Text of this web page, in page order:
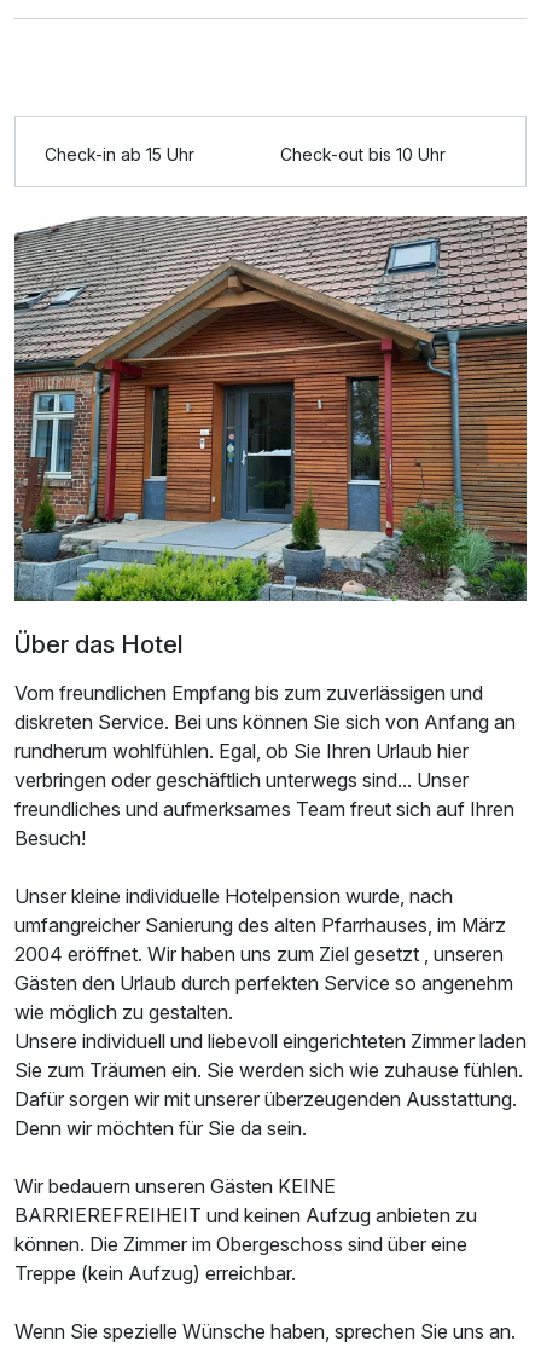
Für 4 Tage p.P. ab210,00 €
Doppelzimmer Standard
2 Erwachsene
Ausstattung
Zusatznächte
Für 4 Tage p.P. ab 202,50 €
Check-in ab 15 Uhr Check-out bis 10 Uhr
Über das Hotel
Vom freundlichen Empfang bis zum zuverlässigen und
diskreten Service. Bei uns können Sie sich von Anfang an
rundherum wohlfühlen. Egal, ob Sie Ihren Urlaub hier
verbringen oder geschäftlich unterwegs sind... Unser
freundliches und aufmerksames Team freut sich auf Ihren
Besuch!
Unser kleine individuelle Hotelpension wurde, nach
umfangreicher Sanierung des alten Pfarrhauses, im März
2004 eröffnet. Wir haben uns zum Ziel gesetzt , unseren
Gästen den Urlaub durch perfekten Service so angenehm
wie möglich zu gestalten.
Unsere individuell und liebevoll eingerichteten Zimmer laden
Sie zum Träumen ein. Sie werden sich wie zuhause fühlen.
Dafür sorgen wir mit unserer überzeugenden Ausstattung.
Denn wir möchten für Sie da sein.
Wir bedauern unseren Gästen KEINE
BARRIEREFREIHEIT und keinen Aufzug anbieten zu
können. Die Zimmer im Obergeschoss sind über eine
Treppe (kein Aufzug) erreichbar.
Wenn Sie spezielle Wünsche haben, sprechen Sie uns an.